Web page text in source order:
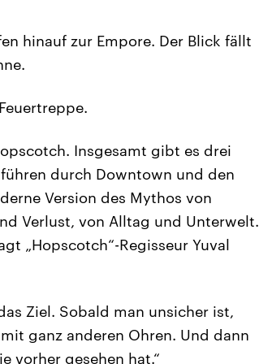
hinauf zur Empore. Der Blick fällt
Insgesamt gibt es drei
durch Downtown und den
Version des Mythos von
Verlust, von Alltag und Unterwelt.
„Hopscotch“-Regisseur Yuval
Ziel. Sobald man unsicher ist,
ganz anderen Ohren. Und dann
vorher gesehen hat.“